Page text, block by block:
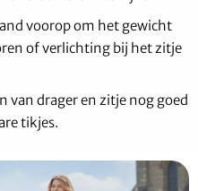
voorop om het gewicht
of verlichting bij het zitje
van drager en zitje nog goed
tikjes.